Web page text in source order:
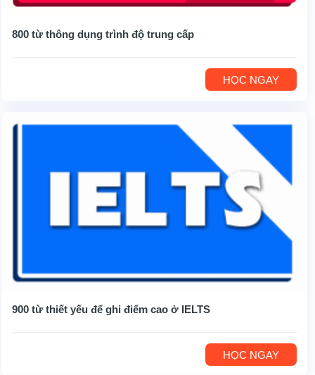
800 từ thông dụng trình độ trung cấp
HỌC NGAY
900 từ thiết yếu để ghi điểm cao ở IELTS
HỌC NGAY